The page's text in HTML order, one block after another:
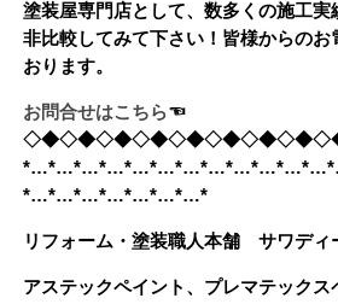
塗装屋専門店として、数多くの施工実
非比較してみて下さい！皆様からのお
おります。
お問合せはこちら☜
*…*…*…*…*…*…*…*
リフォーム・塗装職人本舗 サワディ
アステックペイント、プレマテックス